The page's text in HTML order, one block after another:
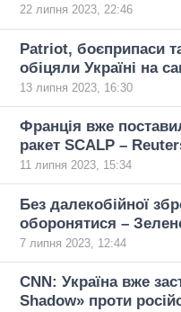
22 липня 2023, 22:46
Patriot, боєприпаси
обіцяли Україні на
13 липня 2023, 16:30
Франція вже
ракет SCALP –
11 липня 2023, 15:34
Без далекобійної
оборонятися –
7 липня 2023, 12:44
CNN: Україна вже
Shadow» проти